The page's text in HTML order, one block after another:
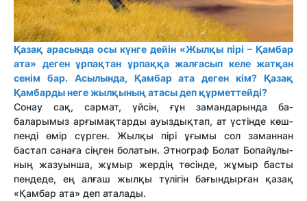
Қазақ арасында осы күнге дейін «Жылқы пірі – Қамбар
ата» деген ұрпақтан ұрпаққа жалғасып келе жатқан
сенім бар. Асылында, Қамбар ата деген кім? Қазақ
Қамбарды неге жылқының атасы деп құрметтейді?
Сонау сақ, сар­мат, үйсін, ғұн замандарында ба­­
баларымыз арғымақ­тар­ды ауыздықтап, ат үстінде көш­
пен­ді өмір сүрген. Жылқы пірі ұғы­мы сол заманнан
бастап са­наға сіңген болатын. Этнограф Болат Бо­пай­ұлы­
ның жазуынша, жұмыр жердің тө­сінде, жұмыр басты
пендеде, ең алғаш жылқы түлігін бағын­дыр­ған қазақ
«Қамбар ата» деп ата­лады.